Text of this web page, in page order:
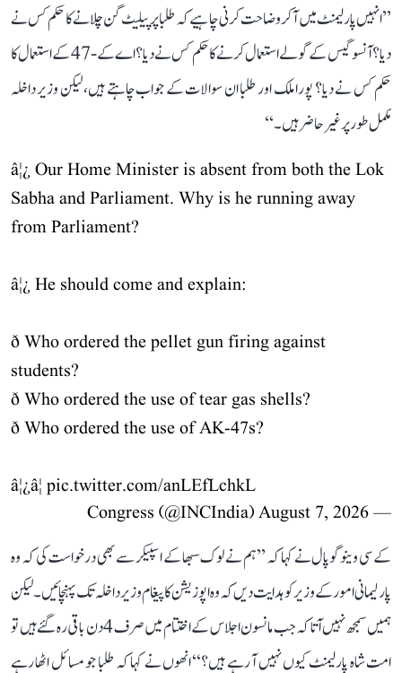
’’انہیں پارلیمنٹ میں آ کر وضاحت کرنی چاہیے کہ طلبا پر پیلیٹ گن چلانے کا حکم کس نے
دیا؟ آنسو گیس کے گولے استعمال کرنے کا حکم کس نے دیا؟ اے کے-47 کے استعمال کا
حکم کس نے دیا؟ پورا ملک اور طلبا ان سوالات کے جواب چاہتے ہیں، لیکن وزیر داخلہ
مکمل طور پر غیر حاضر ہیں۔‘‘
â¦¿ Our Home Minister is absent from both the Lok
Sabha and Parliament. Why is he running away
from Parliament?
â¦¿ He should come and explain:
ð Who ordered the pellet gun firing against
students?
ð Who ordered the use of tear gas shells?
ð Who ordered the use of AK-47s?
â¦¿â¦ pic.twitter.com/anLEfLchkL
— Congress (@INCIndia)
August 7, 2026
کے سی وینوگوپال نے کہا کہ ’’ہم نے لوک سبھا کے اسپیکر سے بھی درخواست کی کہ وہ
پارلیمانی امور کے وزیر کو ہدایت دیں کہ وہ اپوزیشن کا پیغام وزیر داخلہ تک پہنچائیں۔ لیکن
ہمیں سمجھ نہیں آتا کہ جب مانسون اجلاس کے اختتام میں صرف 4 دن باقی رہ گئے ہیں تو
امت شاہ پارلیمنٹ کیوں نہیں آ رہے ہیں؟‘‘ انھوں نے کہا کہ طلبا جو مسائل اٹھا رہے